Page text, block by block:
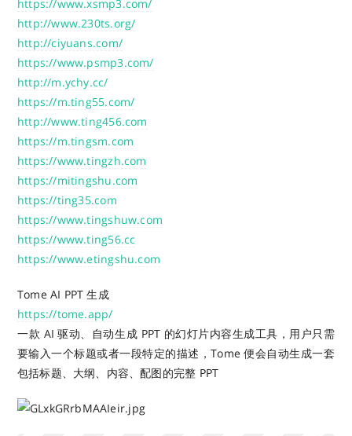
https://www.xsmp3.com/
http://www.230ts.org/
http://ciyuans.com/
https://www.psmp3.com/
http://m.ychy.cc/
https://m.ting55.com/
http://www.ting456.com
https://m.tingsm.com
https://www.tingzh.com
https://mitingshu.com
https://ting35.com
https://www.tingshuw.com
https://www.ting56.cc
https://www.etingshu.com
Tome AI PPT 生成
https://tome.app/
一款 AI 驱动、自动生成 PPT 的幻灯片内容生成工具，用户只需
要输入一个标题或者一段特定的描述，Tome 便会自动生成一套
包括标题、大纲、内容、配图的完整 PPT